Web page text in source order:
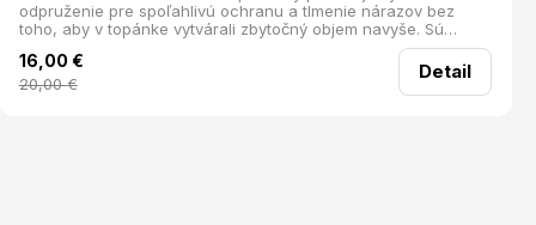
odpruženie pre spoľahlivú ochranu a tlmenie nárazov bez
toho, aby v topánke vytvárali zbytočný objem navyše. Sú
ideálnou voľbou pre ambicióznych bežcov, ktorí hľadajú
optimálny pomer medzi komfortom, odolnosťou a citom v obuvi
počas náročných behov v teréne.
16,00 €
20,00€
Detail